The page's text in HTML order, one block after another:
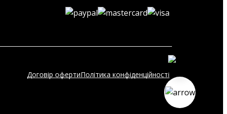
Договір офертиПолітика конфіденційності